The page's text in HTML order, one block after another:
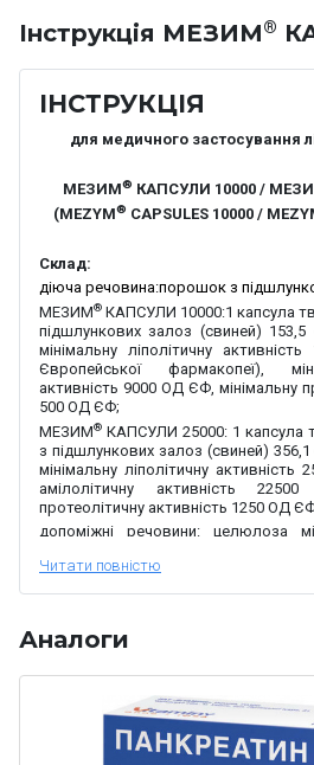
Iнструкція МЕЗИМ®
ІНСТРУКЦІЯ
для медичного застосування
МЕЗИМ® КАПСУЛИ 10000 /
(MEZYM® CAPSULES 10000 /
Склад:
діюча речовина:порошок з
МЕЗИМ® КАПСУЛИ 10000:1 капсула
підшлункових залоз (свиней) 153,5
мінімальну ліполітичну
Європейської фармакопеї),
активність 9000 ОД ЄФ, мінімальну
500 ОД ЄФ;
МЕЗИМ® КАПСУЛИ 25000: 1 капсула
з підшлункових залоз (свиней)
мінімальну ліполітичну
амілолітичну активність
протеолітичну активність 1250 ОД
допоміжні речовини:целюлоза
колоїдний безводний, магнію
жовтий (Е 172), заліза оксид
поліетиленгліколю
гідроксильованими кінцевими
поліетиленгліколю, ксантанової
кислоти бензойної (
E210),
Аналоги